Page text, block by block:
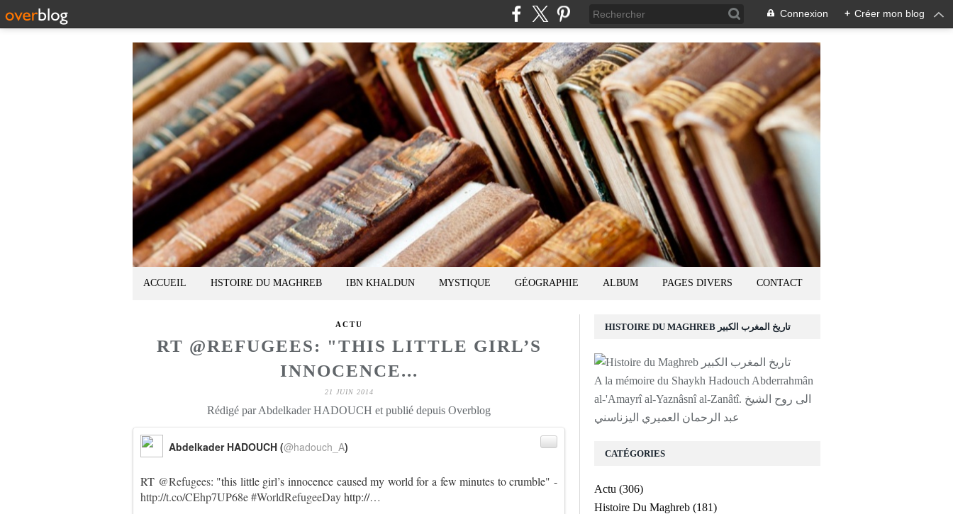
Connexion + Créer mon blog
ACCUEIL HSTOIRE DU MAGHREB IBN KHALDUN MYSTIQUE GÉOGRAPHIE ALBUM PAGES DIVERS CONTACT
ACTU
RT @REFUGEES: "THIS LITTLE GIRL’S
INNOCENCE...
21 JUIN 2014
Rédigé par Abdelkader HADOUCH et publié depuis Overblog
RT @Refugees: "this little girl’s innocence caused my world for a few minutes to crumble" -
http://t.co/CEhp7UP68e#WorldRefugeeDayhttp://…
Abdelkader HADOUCH (@hadouch_A)
HISTOIRE DU MAGHREB تاريخ المغرب الكبير
A la mémoire du Shaykh Hadouch Abderrahmân
al-'Amayrî al-Yaznâsnî al-Zanâtî. الى روح الشيخ
عبد الرحمان العميري اليزناسني
CATÉGORIES
Actu (306)
Histoire Du Maghreb (181)